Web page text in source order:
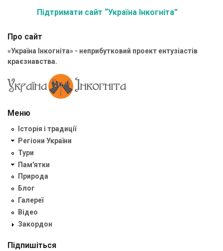
Підтримати сайт “Україна Інкогніта”
Про сайт
«Україна Інкогніта» - неприбутковий проект ентузіастів
краєзнавства.
Меню
Історія і традиції
Регіони України
Тури
Пам'ятки
Природа
Блог
Галереї
Відео
Закордон
Підпишіться